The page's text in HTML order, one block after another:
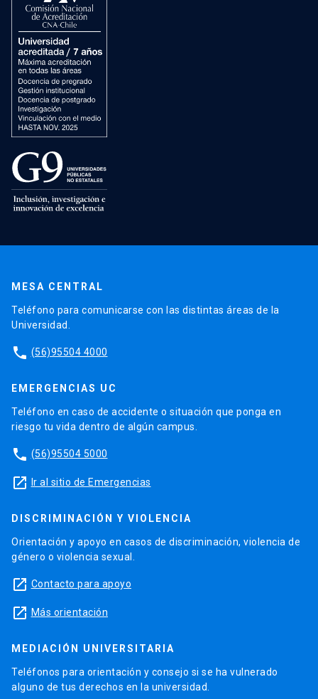
MESA CENTRAL
Teléfono para comunicarse con las distintas áreas de la
Universidad.
phone (56)95504 4000
EMERGENCIAS UC
Teléfono en caso de accidente o situación que ponga en
riesgo tu vida dentro de algún campus.
phone (56)95504 5000
launch Ir al sitio de Emergencias
DISCRIMINACIÓN Y VIOLENCIA
Orientación y apoyo en casos de discriminación, violencia de
género o violencia sexual.
launch Contacto para apoyo
launch Más orientación
MEDIACIÓN UNIVERSITARIA
Teléfonos para orientación y consejo si se ha vulnerado
alguno de tus derechos en la universidad.